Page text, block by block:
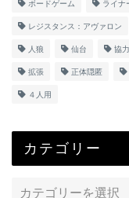
ボードゲーム ライナ
レジスタンス：アヴァロン
人狼 仙台 協力
拡張 正体隠匿
４人用
カテゴリー